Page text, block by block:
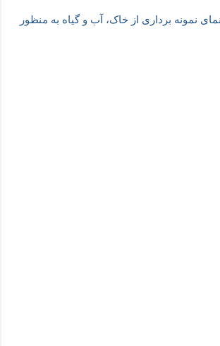
نمونه برداری از خاک، آب و گیاه به منظور